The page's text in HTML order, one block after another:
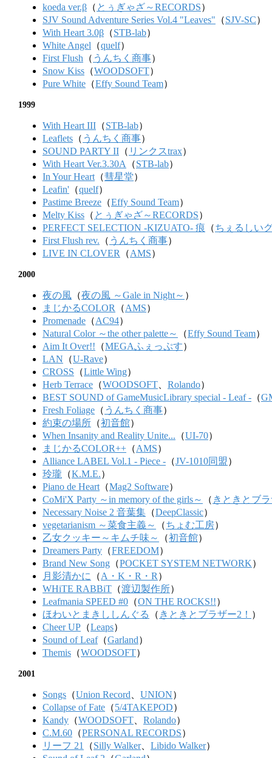
koeda ver.β （ とぅぎゃざ～RECORDS）
SJV Sound Adventure Series Vol.4 "Leaves" （SJV-SC）
With Heart 3.0β （STB-lab）
White Angel （quelf）
First Flush （ うんちく商事）
Snow Kiss （WOODSOFT）
Pure White （Effy Sound Team）
1999
With Heart III （STB-lab）
Leaflets （ うんちく商事）
SOUND PARTY II （ リンクスtrax）
With Heart Ver.3.30A
（STB-lab）
In Your Heart （彗星堂）
Leafin' （quelf）
Pastime Breeze （Effy Sound Team）
Melty Kiss （ とぅぎゃざ～RECORDS）
PERFECT SELECTION -KIZUATO- 痕 （ちぇるしい
First Flush rev. （ うんちく商事）
LIVE IN CLOVER
（AMS）
2000
夜の風 （夜の風 ～Gale in Night～ ）
まじかるCOLOR
（AMS）
Promenade （AC94）
Natural Color ～the other palette～
（Effy Sound Team）
Aim It Over!! （MEGAふぇっぷす）
LAN （U-Rave）
CROSS （Little Wing）
Herb Terrace （WOODSOFT Rolando）
BEST SOUND of GameMusicLibrary special - Leaf - （
Fresh Foliage （ うんちく商事）
約束の場所 （初音館）
When Insanity and Reality Unite... （UI-70）
まじかるCOLOR++ （AMS）
Alliance LABEL Vol.1 - Piece - （JV-1010同盟 ）
玲瓏 （K.M.E.）
Piano de Heart （Mag2 Software）
CoMi'X Party ～in memory of the girls～
（ きときとブ
Necessary Noise 2 音葉集 （DeepClassic）
vegetarianism ～菜食主義～
（ちょむ工房）
乙女クッキー～キムチ味～
（初音館）
Dreamers Party （FREEDOM）
Brand New Song （POCKET SYSTEM NETWORK）
月影清かに
（A・K・R・R ）
WHiTE RABBiT （渡辺製作所）
Leafmania SPEED #0 （ON THE ROCKS!!）
ほわいとまきししんぐる
（ きときとブラザー2！ ）
Cheer UP （Leaps）
Sound of Leaf（Garland）
Themis （WOODSOFT）
2001
Songs （Union Record UNION）
Collapse of Fate （5/4TAKEPOD）
Kandy （WOODSOFT Rolando）
C.M.60 （PERSONAL RECORDS）
リーフ 21
（Silly Walker、 Libido Walker）